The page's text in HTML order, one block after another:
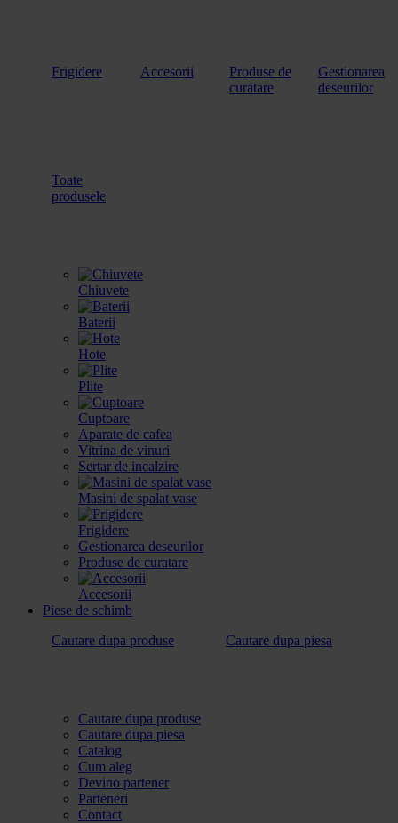
Frigidere Accesorii
Produse de
curatare
Gestionarea
deseurilor
Toate
produsele
Chiuvete
Baterii
Hote
Plite
Cuptoare
Aparate de cafea
Vitrina de vinuri
Sertar de incalzire
Masini de spalat vase
Frigidere
Gestionarea deseurilor
Produse de curatare
Accesorii
Piese de schimb
Cautare dupa produse
Cautare dupa piesa
Cautare dupa produse
Cautare dupa piesa
Catalog
Cum aleg
Devino partener
Parteneri
Contact